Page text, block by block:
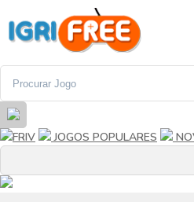
FRIV JOGOS POPULARES